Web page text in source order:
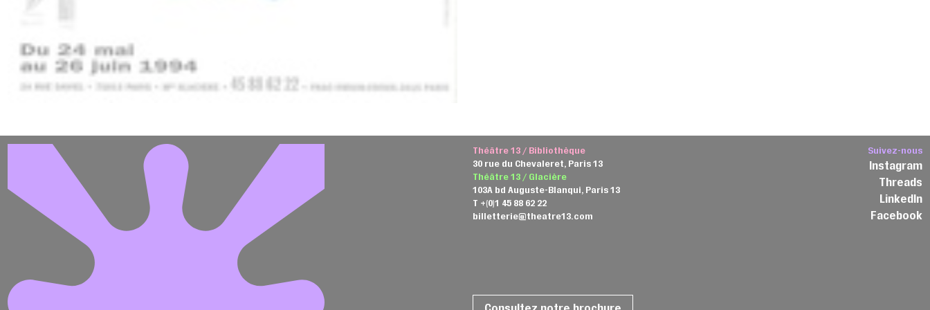
Théâtre 13 / Bibliothèque
30 rue du Chevaleret, Paris 13
Théâtre 13 / Glacière
103A bd Auguste-Blanqui, Paris 13
T +(0)1 45 88 62 22
billetterie@theatre13.com
Suivez-nous
Instagram
Threads
LinkedIn
Facebook